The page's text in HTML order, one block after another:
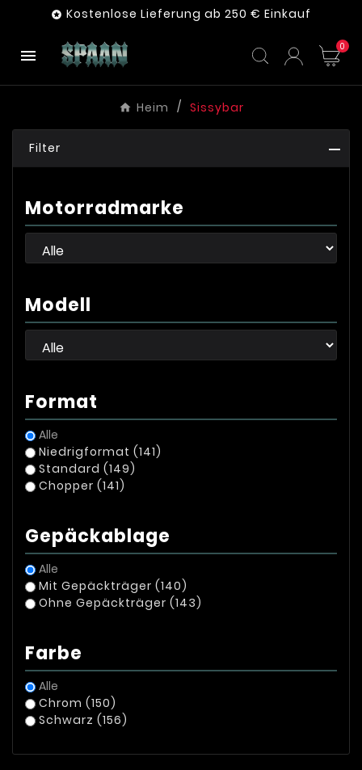
 Kostenlose Lieferung ab 250 € Einkauf
 0
Heim Sissybar
Filter
Motorradmarke
Modell
Format
Alle
Niedrigformat (141)
Standard (149)
Chopper (141)
Gepäckablage
Alle
Mit Gepäckträger (140)
Ohne Gepäckträger (143)
Farbe
Alle
Chrom (150)
Schwarz (156)